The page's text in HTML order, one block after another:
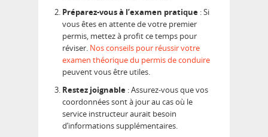
Préparez-vous à l’examen pratique : Si
vous êtes en attente de votre premier
permis, mettez à profit ce temps pour
réviser. Nos conseils pour réussir votre
examen théorique du permis de conduire
peuvent vous être utiles.
Restez joignable : Assurez-vous que vos
coordonnées sont à jour au cas où le
service instructeur aurait besoin
d’informations supplémentaires.